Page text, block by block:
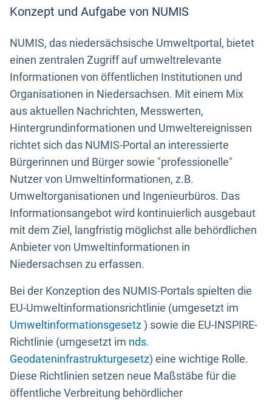
Konzept und Aufgabe von NUMIS
NUMIS, das niedersächsische Umweltportal, bietet
einen zentralen Zugriff auf umweltrelevante
Informationen von öffentlichen Institutionen und
Organisationen in Niedersachsen. Mit einem Mix
aus aktuellen Nachrichten, Messwerten,
Hintergrundinformationen und Umweltereignissen
richtet sich das NUMIS-Portal an interessierte
Bürgerinnen und Bürger sowie "professionelle"
Nutzer von Umweltinformationen, z.B.
Umweltorganisationen und Ingenieurbüros. Das
Informationsangebot wird kontinuierlich ausgebaut
mit dem Ziel, langfristig möglichst alle behördlichen
Anbieter von Umweltinformationen in
Niedersachsen zu erfassen.
Bei der Konzeption des NUMIS-Portals spielten die
EU-Umweltinformationsrichtlinie (umgesetzt im
Umweltinformationsgesetz) sowie die EU-INSPIRE-
Richtlinie (umgesetzt im nds.
Geodateninfrastrukturgesetz) eine wichtige Rolle.
Diese Richtlinien setzen neue Maßstäbe für die
öffentliche Verbreitung behördlicher